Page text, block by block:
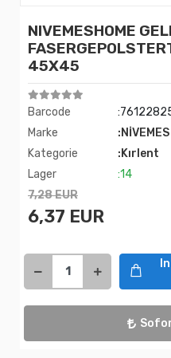
NIVEMESHOME
45X45
Barcode
Marke
Kategorie
:Kırlent
Lager
:14
7,28 EUR
6,37 EUR